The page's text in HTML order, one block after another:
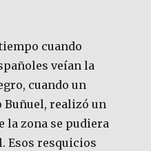
cuando
veían la
cuando un
realizó un
la zona se pudiera
Esos resquicios